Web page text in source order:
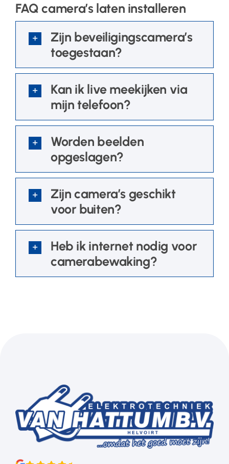
FAQ camera’s laten installeren
Zijn beveiligingscamera’s
toegestaan?
Kan ik live meekijken via
mijn telefoon?
Worden beelden
opgeslagen?
Zijn camera’s geschikt
voor buiten?
Heb ik internet nodig voor
camerabewaking?